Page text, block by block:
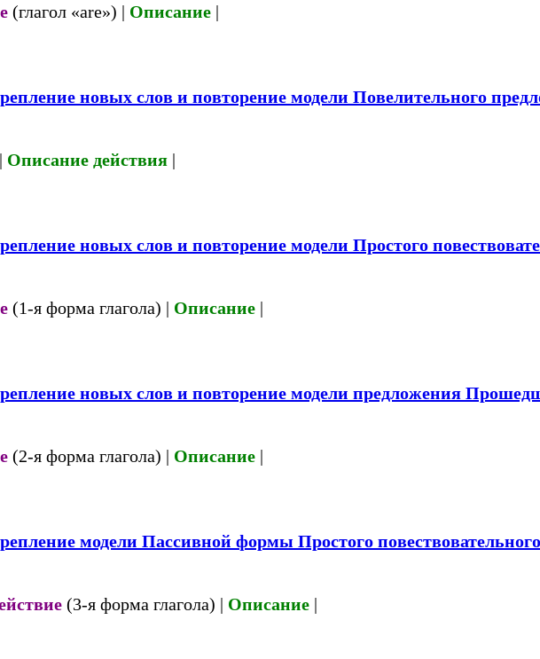
(глагол «are») | Описание |
новых слов и повторение модели Повелительного
Описание действия |
новых слов и повторение модели Простого
(1-я форма глагола) | Описание |
новых слов и повторение модели предложения
(2-я форма глагола) | Описание |
модели Пассивной формы Простого
(3-я форма глагола) | Описание |